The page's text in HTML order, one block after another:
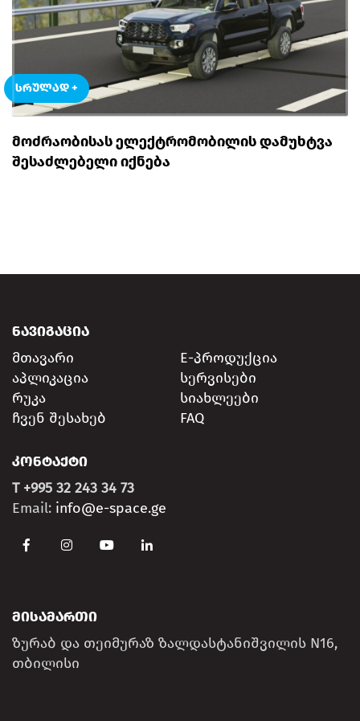
ᲡᲠᲣᲚᲐᲓ +
ᲛᲝᲫᲠᲐᲝᲑᲘᲡᲐᲡ ᲔᲚᲔᲥᲢᲠᲝᲛᲝᲑᲘᲚᲘᲡ ᲓᲐᲛᲣᲮᲢᲕᲐ
ᲨᲔᲡᲐᲫᲚᲔᲑᲔᲚᲘ ᲘᲥᲜᲔᲑᲐ
ᲜᲐᲕᲘᲒᲐᲪᲘᲐ
მთავარი
E-პროდუქცია
აპლიკაცია
სერვისები
რუკა
სიახლეები
ჩვენ შესახებ
FAQ
ᲙᲝᲜᲢᲐᲥᲢᲘ
T +995 32 243 34 73
Email: info@e-space.ge
ᲛᲘᲡᲐᲛᲐᲠᲗᲘ
ზურაბ და თეიმურაზ ზალდასტანიშვილის N16,
თბილისი